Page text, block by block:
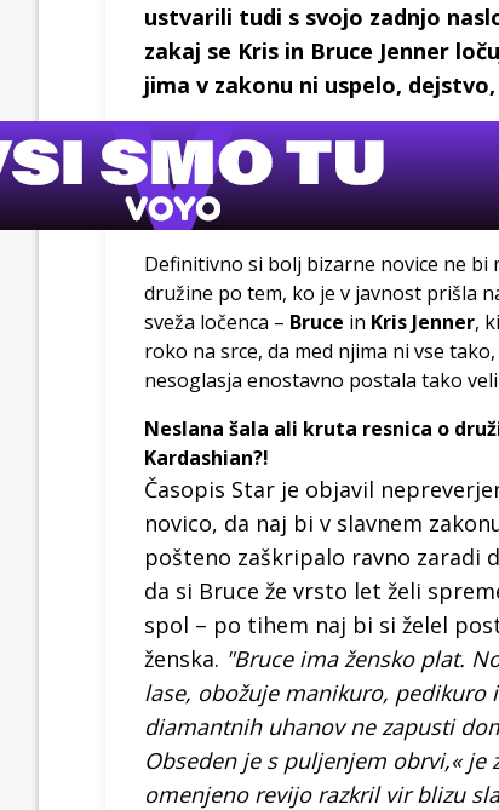
ustvarili tudi s svojo zadnjo
zakaj se Kris in Bruce Jenner
jima v zakonu ni uspelo,
Definitivno si bolj bizarne novice ne bi
družine po tem, ko je v javnost prišla
sveža ločenca – Bruce in Kris Jenner,
roko na srce, da med njima ni vse
nesoglasja enostavno postala tako
Neslana šala ali kruta resnica o
Kardashian?!
Časopis Star je objavil
novico, da naj bi v slavnem
pošteno zaškripalo ravno zaradi
da si Bruce že vrsto let želi
spol – po tihem naj bi si želel
ženska. "Bruce ima žensko plat.
lase, obožuje manikuro, pedikuro
diamantnih uhanov ne zapusti
Obseden je s puljenjem obrvi,« je
omenjeno revijo razkril vir blizu